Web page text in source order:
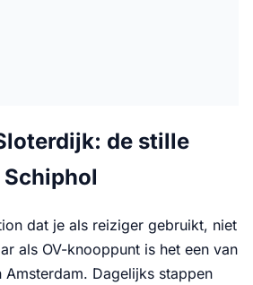
de stille
dat je als reiziger gebruikt, niet
als OV-knooppunt is het een van
Dagelijks stappen